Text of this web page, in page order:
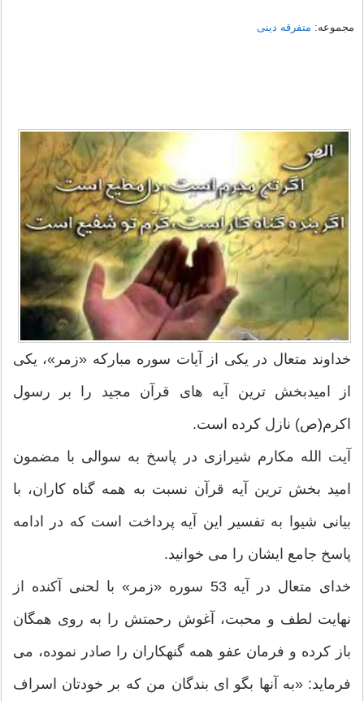
مجموعه: متفرقه دینی
خداوند متعال در یکی از آیات سوره مبارکه «زمر»، یکی
از امیدبخش ترین آیه های قرآن مجید را بر رسول
اکرم(ص) نازل کرده است.
آیت الله مکارم شیرازی در پاسخ به سوالی با مضمون
امید بخش ترین آیه قرآن نسبت به همه گناه کاران، با
بیانی شیوا به تفسیر این آیه پرداخت است که در ادامه
پاسخ جامع ایشان را می خوانید.
خداى متعال در آیه 53 سوره «زمر» با لحنى آکنده از
نهایت لطف و محبت، آغوش رحمتش را به روى همگان
باز کرده و فرمان عفو همه گنهکاران را صادر نموده، مى
فرماید: «به آنها بگو اى بندگان من که بر خودتان اسراف